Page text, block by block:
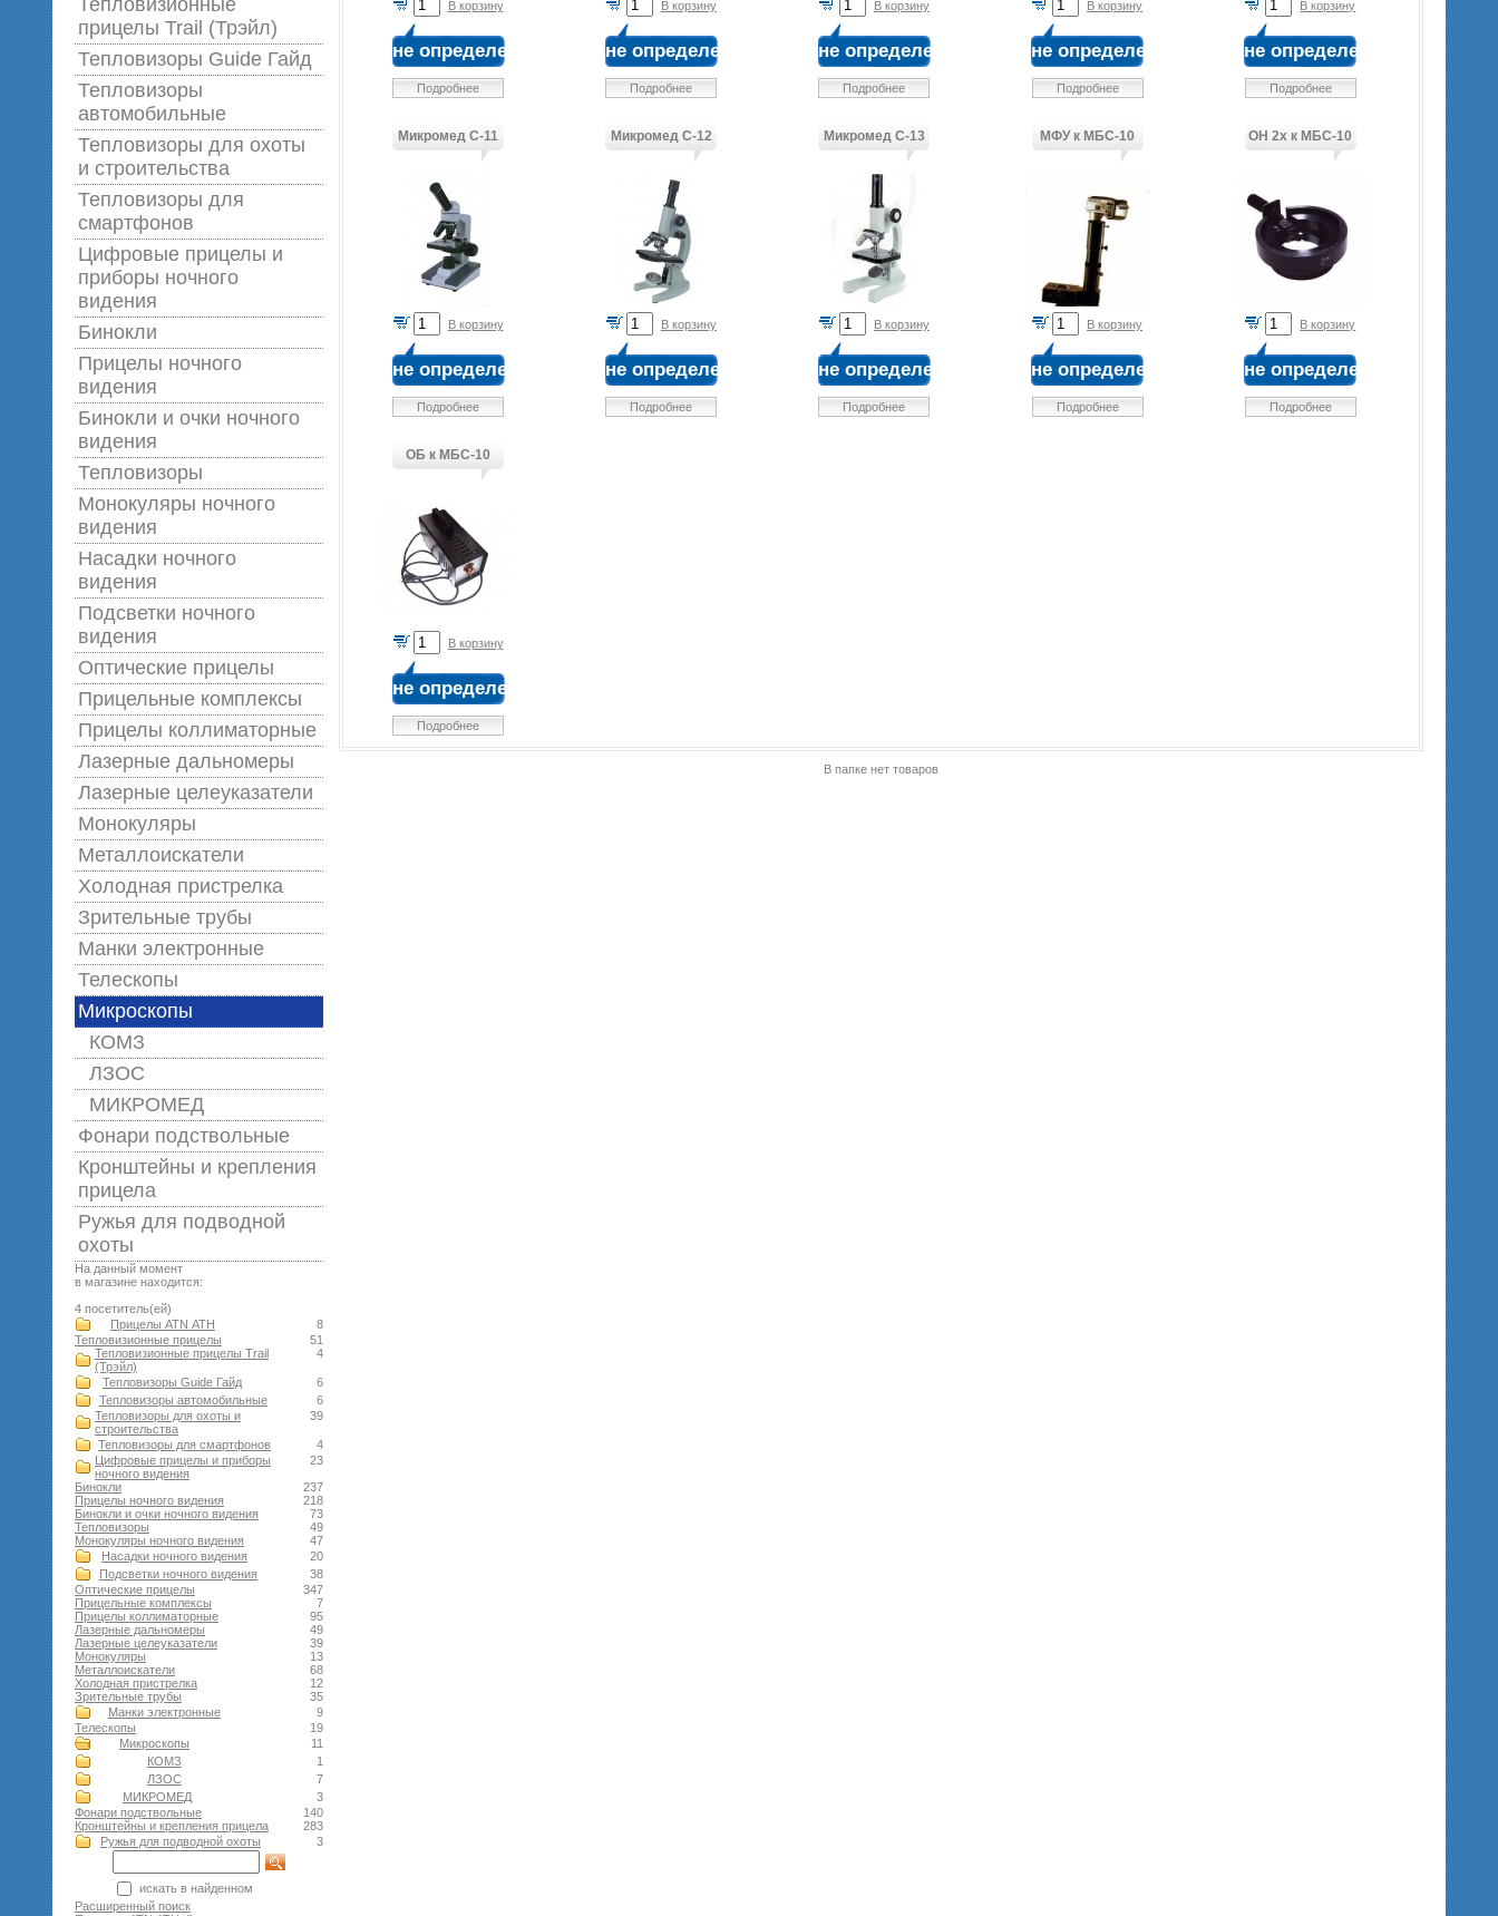
Тепловизионные
прицелы Trail (Трэйл)
Тепловизоры Guide Гайд
Тепловизоры
автомобильные
Тепловизоры для охоты
и строительства
Тепловизоры для
смартфонов
Цифровые прицелы и
приборы ночного
видения
Бинокли
Прицелы ночного
видения
Бинокли и очки ночного
видения
Тепловизоры
Монокуляры ночного
видения
Насадки ночного
видения
Подсветки ночного
видения
Оптические прицелы
Прицельные комплексы
Прицелы коллиматорные
Лазерные дальномеры
Лазерные целеуказатели
Монокуляры
Металлоискатели
Холодная пристрелка
Зрительные трубы
Манки электронные
Телескопы
Микроскопы
КОМЗ
ЛЗОС
МИКРОМЕД
Фонари подствольные
Кронштейны и крепления
прицела
Ружья для подводной
оxоты
На данный момент
в магазине находится:
4 посетитель(ей)
8
Прицелы ATN АТН
51
Тепловизионные прицелы
4
Тепловизионные прицелы Trail
(Трэйл)
6
Тепловизоры Guide Гайд
6
Тепловизоры автомобильные
39
Тепловизоры для охоты и
строительства
4
Тепловизоры для смартфонов
23
Цифровые прицелы и приборы
ночного видения
237
Бинокли
218
Прицелы ночного видения
73
Бинокли и очки ночного видения
49
Тепловизоры
47
Монокуляры ночного видения
20
Насадки ночного видения
38
Подсветки ночного видения
347
Оптические прицелы
7
Прицельные комплексы
95
Прицелы коллиматорные
49
Лазерные дальномеры
39
Лазерные целеуказатели
13
Монокуляры
68
Металлоискатели
12
Холодная пристрелка
35
Зрительные трубы
9
Манки электронные
19
Телескопы
11
Микроскопы
1
КОМЗ
7
ЛЗОС
3
МИКРОМЕД
140
Фонари подствольные
283
Кронштейны и крепления прицела
3
Ружья для подводной оxоты
искать в найденном
Расширенный поиск
В корзину
не определена
Подробнее
В корзину
не определена
Подробнее
В корзину
не определена
Подробнее
В корзину
не определена
Подробнее
В корзину
не определена
Подробнее
Микромед С-11
В корзину
не определена
Подробнее
Микромед С-12
В корзину
не определена
Подробнее
Микромед С-13
В корзину
не определена
Подробнее
МФУ к МБС-10
В корзину
не определена
Подробнее
ОН 2х к МБС-10
В корзину
не определена
Подробнее
ОБ к МБС-10
В корзину
не определена
Подробнее
В папке нет товаров